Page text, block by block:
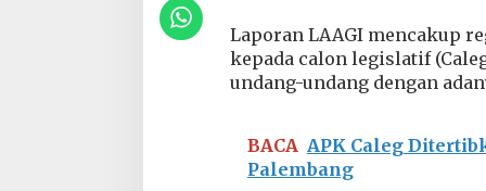
l
a
n
g
r
a
n
Laporan LAAGI mencakup
kepada calon legislatif
undang-undang dengan
BACA APK Caleg
Palembang